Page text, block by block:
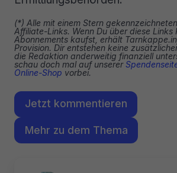
(*) Alle mit einem Stern
Affiliate-Links. Wenn Du über diese Links
Abonnements kaufst, erhält
Provision. Dir entstehen keine
die Redaktion anderweitig finanziell
schau doch mal auf unserer
Online-Shop vorbei.
Jetzt kommentieren
Mehr zu dem Thema